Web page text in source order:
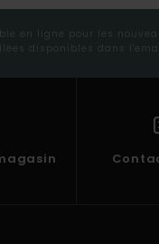
en ligne pour les
disponibles dans